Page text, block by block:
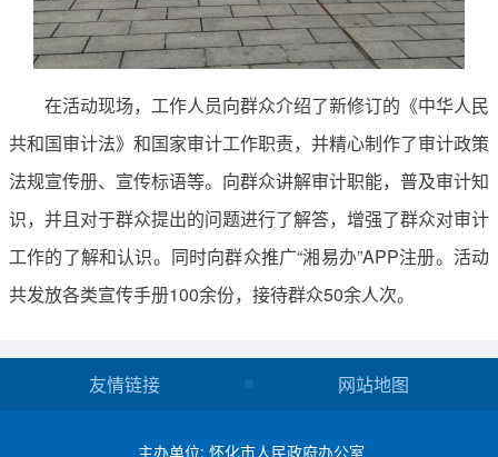
在活动现场，工作人员向群众介绍了新修订的《中华人民
共和国审计法》和国家审计工作职责，并精心制作了审计政策
法规宣传册、宣传标语等。向群众讲解审计职能，普及审计知
识，并且对于群众提出的问题进行了解答，增强了群众对审计
工作的了解和认识。同时向群众推广“湘易办”APP注册。活动
共发放各类宣传手册100余份，接待群众50余人次。
友情链接 网站地图
主办单位: 怀化市人民政府办公室